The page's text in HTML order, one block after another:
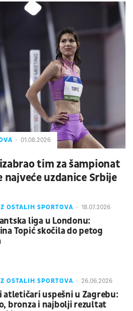
01.08.2026
tim za šampionat
najveće uzdanice Srbije
OSTALIH SPORTOVA 18.07.2026
liga u Londonu:
Topić skočila do petog
OSTALIH SPORTOVA 26.06.2026
atletičari uspešni u Zagrebu:
bronza i najbolji rezultat